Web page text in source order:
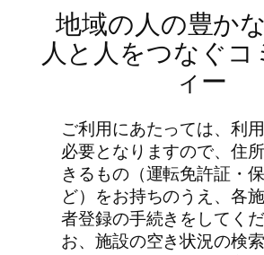
地域の人の豊か
人と人をつなぐコ
ィー
ご利用にあたっては、利
必要となりますので、住
きるもの（運転免許証・
ど）をお持ちのうえ、各
者登録の手続きをしてく
お、施設の空き状況の検